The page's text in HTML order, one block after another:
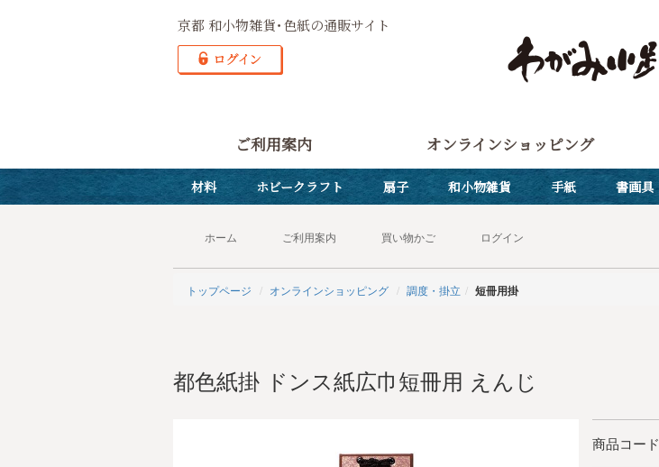
京都 和小物雑貨･色紙の通販サイト
ご利用案内 オンラインショッピング
材料 ホビークラフト 扇子 和小物雑貨 手紙 書画具
ホーム ご利用案内 買い物かご ログイン
トップページ オンラインショッピング 調度・掛立 短冊用掛
都色紙掛 ドンス紙広巾短冊用 えんじ
商品コード